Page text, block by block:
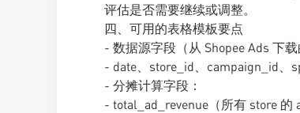
评估是否需要继续或调整。
四、可用的表格模板要点
- 数据源字段（从 Shopee Ads 下
- date、store_id、campaign_id、
- 分摊计算字段：
- total_ad_revenue（所有 store 的